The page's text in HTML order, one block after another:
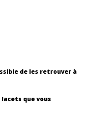
de les retrouver à
que vous